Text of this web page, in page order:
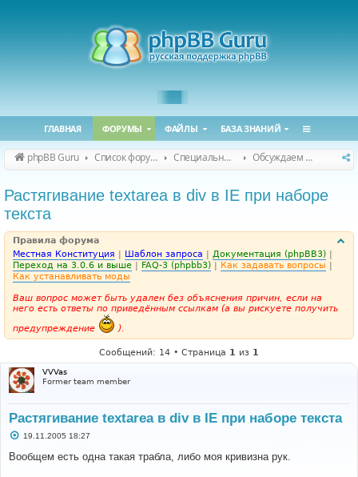
ГЛАВНАЯ ФОРУМЫ ФАЙЛЫ БАЗА ЗНАНИЙ
phpBB Guru Список форумов Специальные форумы Обсуждаем сайт и конференцию
Растягивание textarea в div в IE при наборе
текста
Правила форума
Местная Конституция | Шаблон запроса | Документация (phpBB3) |
Переход на 3.0.6 и выше | FAQ-3 (phpbb3) | Как задавать вопросы |
Как устанавливать моды
Ваш вопрос может быть удален без объяснения причин, если на
него есть ответы по приведённым ссылкам (а вы рискуете получить
предупреждение
).
Сообщений: 14 • Страница 1 из 1
VVVas
Former team member
Растягивание textarea в div в IE при наборе текста
С
о
б
19.11.2005 18:27
Вообщем есть одна такая трабла, либо моя кривизна рук.